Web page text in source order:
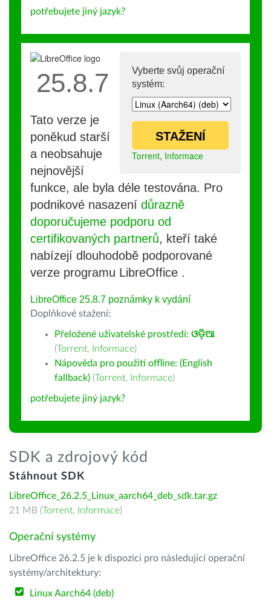
potřebujete jiný jazyk?
Vyberte svůj operační
systém:
STAŽENÍ
Torrent, Informace
25.8.7
Tato verze je
poněkud starší
a neobsahuje
nejnovější
funkce, ale byla déle testována. Pro
podnikové nasazení důrazně
doporučujeme podporu od
certifikovaných partnerů, kteří také
nabízejí dlouhodobě podporované
verze programu LibreOffice .
LibreOffice 25.8.7 poznámky k vydání
Doplňkové stažení:
Přeložené uživatelské prostředí: ଓଡ଼ିଆ
(Torrent, Informace)
Nápověda pro použití offline: (English
fallback) (Torrent, Informace)
potřebujete jiný jazyk?
SDK a zdrojový kód
Stáhnout SDK
LibreOffice_26.2.5_Linux_aarch64_deb_sdk.tar.gz
21 MB (Torrent, Informace)
Operační systémy
LibreOffice 26.2.5 je k dispozici pro následující operační
systémy/architektury:
Linux Aarch64 (deb)